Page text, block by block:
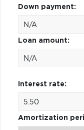
Down payment:
Loan amount:
Interest rate:
Amortization